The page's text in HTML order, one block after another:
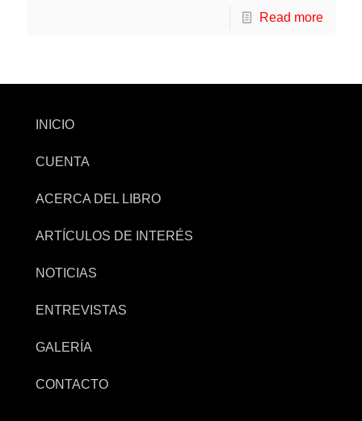
Read more
INICIO
CUENTA
ACERCA DEL LIBRO
ARTÍCULOS DE INTERÉS
NOTICIAS
ENTREVISTAS
GALERÍA
CONTACTO